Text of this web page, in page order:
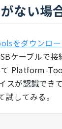
ない場
をダウンロー
ケーブルで接
Platform-
が認識でき
してみる。